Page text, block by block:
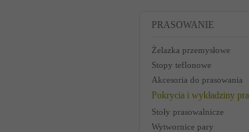
PRASOWANIE
Żelazka przemysłowe
Stopy teflonowe
Akcesoria do prasowania
Pokrycia i wykładziny
Stoły prasowalnicze
Wytwornice pary